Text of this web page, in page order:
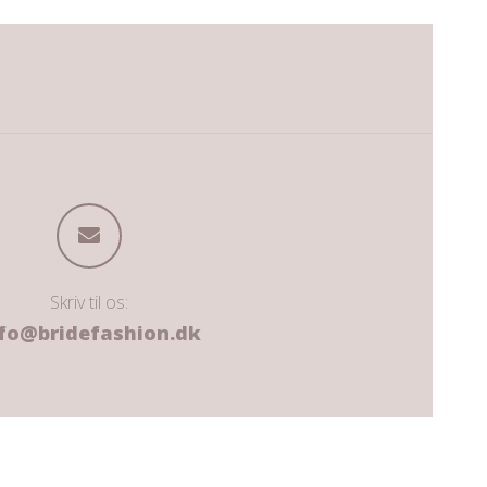
Skriv til os: